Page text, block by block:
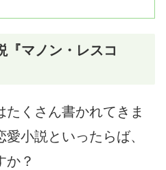
『マノン・レスコ
くさん書かれてきま
小説といったらば、
か？